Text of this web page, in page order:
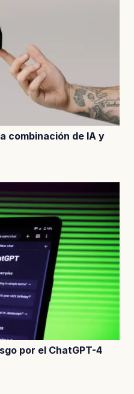
combinación de IA y
por el ChatGPT-4